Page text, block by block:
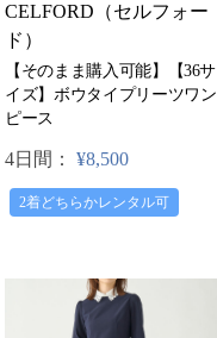
CELFORD（セルフォー
ド）
【そのまま購入可能】【36サ
イズ】ボウタイプリーツワン
ピース
4日間： ¥8,500
2着どちらかレンタル可